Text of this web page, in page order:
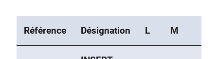
Référence Désignation L M